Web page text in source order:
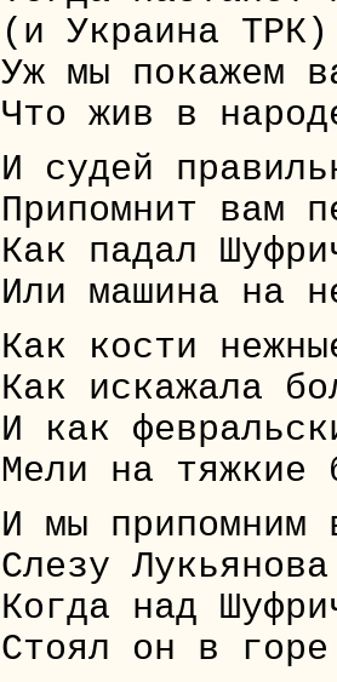
(и Украина
Уж мы покажем
Что жив в
И судей
Припомнит вам
Как падал
Или машина на
Как кости
Как искажала
И как
Мели на тяжкие
И мы припомним
Слезу
Когда над
Стоял он в